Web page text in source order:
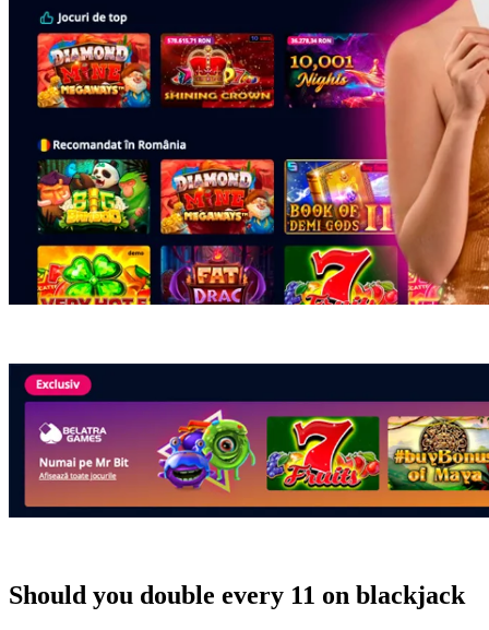
Should you double every 11 on blackjack